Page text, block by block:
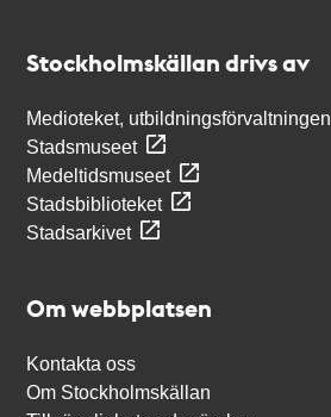
Stockholmskällan drivs av
Medioteket, utbildningsförvaltningen
Stadsmuseet
Medeltidsmuseet
Stadsbiblioteket
Stadsarkivet
Om webbplatsen
Kontakta oss
Om Stockholmskällan